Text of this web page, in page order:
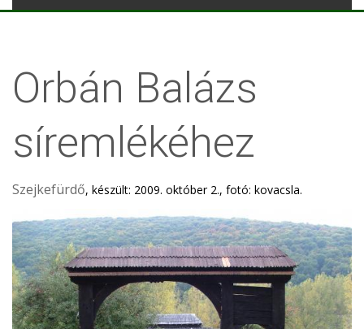
Orbán Balázs
síremlékéhez
Szejkefürdő, készült: 2009. október 2., fotó: kovacsla.